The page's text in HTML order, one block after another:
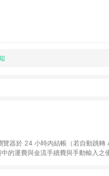
器於 24 小時內結帳（若自動跳轉
的運費與金流手續費與手動輸入之